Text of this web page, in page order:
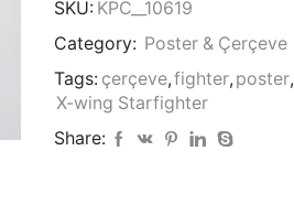
SKU: KPC__10619
Category: Poster & Çerçeve
Tags: çerçeve,fighter, poster,
X-wing Starfighter
Share: